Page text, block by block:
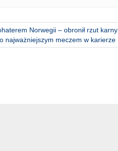
Norwegii – obronił rzut karny
najważniejszym meczem w karierze